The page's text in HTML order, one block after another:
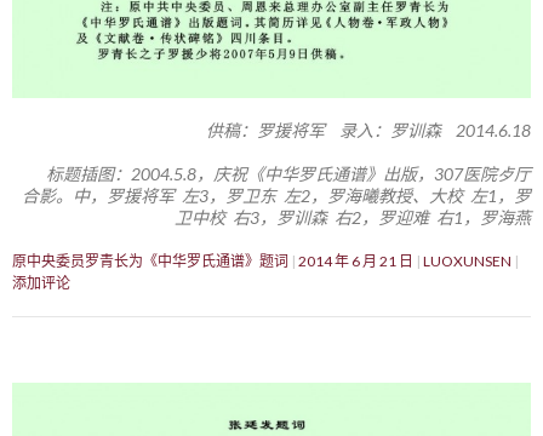
供稿：罗援将军 录入：罗训森 2014.6.18
标题插图：2004.5.8，庆祝《中华罗氏通谱》出版，307医院歺厅
合影。中，罗援将军 左3，罗卫东 左2，罗海曦教授、大校 左1，罗
卫中校 右3，罗训森 右2，罗迎难 右1，罗海燕
原中央委员罗青长为《中华罗氏通谱》题词 2014 年 6 月 21 日
LUOXUNSEN
添加评论